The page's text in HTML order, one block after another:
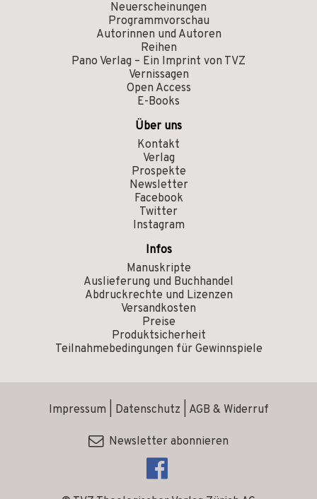
Neuerscheinungen
Programmvorschau
Autorinnen und Autoren
Reihen
Pano Verlag – Ein Imprint von TVZ
Vernissagen
Open Access
E-Books
Über uns
Kontakt
Verlag
Prospekte
Newsletter
Facebook
Twitter
Instagram
Infos
Manuskripte
Auslieferung und Buchhandel
Abdruckrechte und Lizenzen
Versandkosten
Preise
Produktsicherheit
Teilnahmebedingungen für Gewinnspiele
Impressum Datenschutz AGB & Widerruf
Newsletter abonnieren